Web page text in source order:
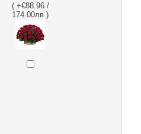
( +€88.96 /
174.00лв )